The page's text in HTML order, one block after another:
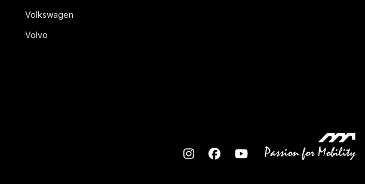
Volkswagen
Volvo